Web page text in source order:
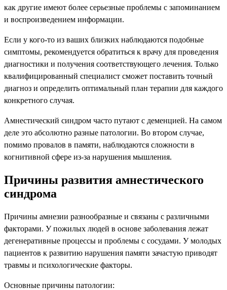
как другие имеют более серьезные проблемы с запоминанием
и воспроизведением информации.
Если у кого-то из ваших близких наблюдаются подобные
симптомы, рекомендуется обратиться к врачу для проведения
диагностики и получения соответствующего лечения. Только
квалифицированный специалист сможет поставить точный
диагноз и определить оптимальный план терапии для каждого
конкретного случая.
Амнестический синдром часто путают с деменцией. На самом
деле это абсолютно разные патологии. Во втором случае,
помимо провалов в памяти, наблюдаются сложности в
когнитивной сфере из-за нарушения мышления.
Причины развития амнестического
синдрома
Причины амнезии разнообразные и связаны с различными
факторами. У пожилых людей в основе заболевания лежат
дегенеративные процессы и проблемы с сосудами. У молодых
пациентов к развитию нарушения памяти зачастую приводят
травмы и психологические факторы.
Основные причины патологии: